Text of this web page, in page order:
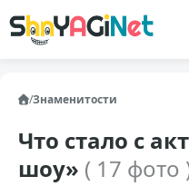
/Знаменитости
Что стало с
шоу» ( 17 фото